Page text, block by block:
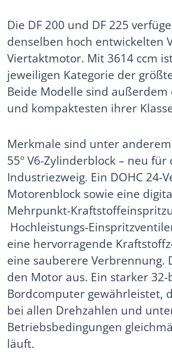
Die DF 200 und DF 225
denselben hoch entwickelten
Viertaktmotor. Mit 3614 ccm
jeweiligen Kategorie der
Beide Modelle sind außerdem
und kompaktesten ihrer
Merkmale sind unter
55º V6-Zylinderblock – neu für
Industriezweig. Ein DOHC 24-
Motorenblock sowie eine
Mehrpunkt-
Hochleistungs-
eine hervorragende
eine sauberere Verbrennung.
den Motor aus. Ein starker
Bordcomputer gewährleistet,
bei allen Drehzahlen und
Betriebsbedingungen
läuft.